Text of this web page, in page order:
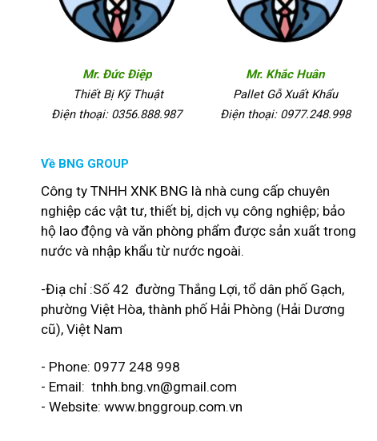
Mr. Đức Điệp
Thiết Bị Kỹ Thuật
Điện thoại: 0356.888.987
Mr. Khắc Huân
Pallet Gỗ Xuất Khẩu
Điện thoại: 0977.248.998
Về BNG GROUP
Công ty TNHH XNK BNG là nhà cung cấp chuyên
nghiệp các vật tư, thiết bị, dịch vụ công nghiệp; bảo
hộ lao động và văn phòng phẩm được sản xuất trong
nước và nhập khẩu từ nước ngoài.
-Điạ chỉ :Số 42 đường Thắng Lợi, tổ dân phố Gạch,
phường Việt Hòa, thành phố Hải Phòng (Hải Dương
cũ), Việt Nam
- Phone: 0977 248 998
- Email: tnhh.bng.vn@gmail.com
- Website: www.bnggroup.com.vn